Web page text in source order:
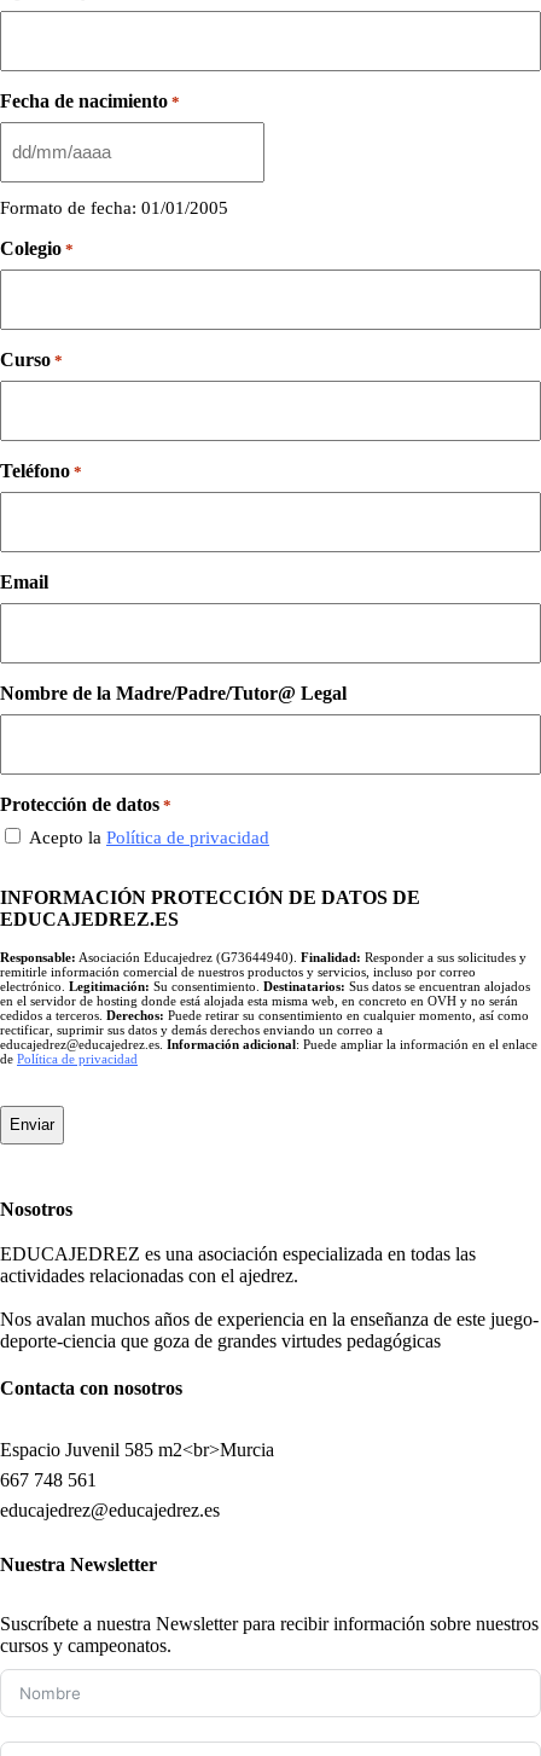
Fecha de nacimiento *
DD
barra
MM
AAAA
Formato de fecha: 01/01/2005
Colegio *
Curso *
Teléfono *
Email
Nombre de la Madre/Padre/Tutor@ Legal
Protección de datos *
Acepto la Política de privacidad
INFORMACIÓN PROTECCIÓN DE DATOS DE
EDUCAJEDREZ.ES
Responsable: Asociación Educajedrez (G73644940). Finalidad: Responder a sus solicitudes y
remitirle información comercial de nuestros productos y servicios, incluso por correo
electrónico. Legitimación: Su consentimiento. Destinatarios: Sus datos se encuentran alojados
en el servidor de hosting donde está alojada esta misma web, en concreto en OVH y no serán
cedidos a terceros. Derechos: Puede retirar su consentimiento en cualquier momento, así como
rectificar, suprimir sus datos y demás derechos enviando un correo a
educajedrez@educajedrez.es. Información adicional: Puede ampliar la información en el enlace
de Política de privacidad
Nosotros
EDUCAJEDREZ es una asociación especializada en todas las
actividades relacionadas con el ajedrez.
Nos avalan muchos años de experiencia en la enseñanza de este juego-
deporte-ciencia que goza de grandes virtudes pedagógicas
Contacta con nosotros
Espacio Juvenil 585 m2<br>Murcia
667 748 561
educajedrez@educajedrez.es
Nuestra Newsletter
Suscríbete a nuestra Newsletter para recibir información sobre nuestros
cursos y campeonatos.